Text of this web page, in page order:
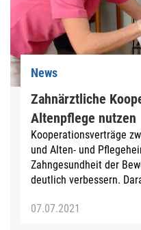
News
Zahnärztliche
Altenpflege nutzen
Kooperationsverträge
und Alten- und
Zahngesundheit der
deutlich verbessern.
07.07.2021